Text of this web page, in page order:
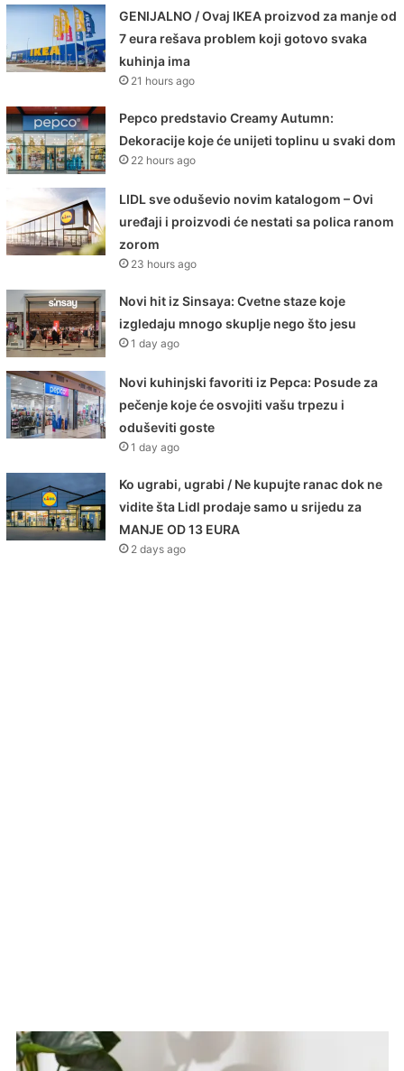
GENIJALNO / Ovaj IKEA proizvod za manje od
7 eura rešava problem koji gotovo svaka
kuhinja ima
21 hours ago
Pepco predstavio Creamy Autumn:
Dekoracije koje će unijeti toplinu u svaki dom
22 hours ago
LIDL sve oduševio novim katalogom – Ovi
uređaji i proizvodi će nestati sa polica ranom
zorom
23 hours ago
Novi hit iz Sinsaya: Cvetne staze koje
izgledaju mnogo skuplje nego što jesu
1 day ago
Novi kuhinjski favoriti iz Pepca: Posude za
pečenje koje će osvojiti vašu trpezu i
oduševiti goste
1 day ago
Ko ugrabi, ugrabi / Ne kupujte ranac dok ne
vidite šta Lidl prodaje samo u srijedu za
MANJE OD 13 EURA
2 days ago